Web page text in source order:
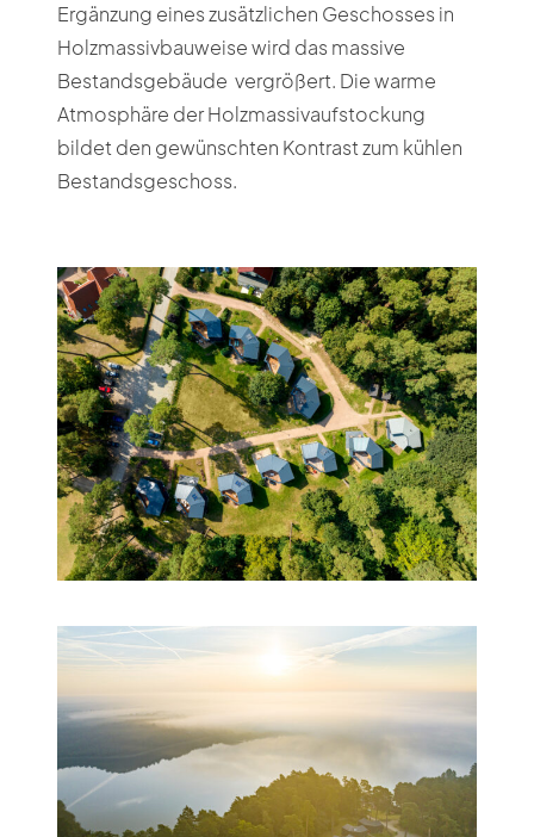
Ergänzung eines zusätzlichen Geschosses in
Holzmassivbauweise wird das massive
Bestandsgebäude vergrößert. Die warme
Atmosphäre der Holzmassivaufstockung
bildet den gewünschten Kontrast zum kühlen
Bestandsgeschoss.